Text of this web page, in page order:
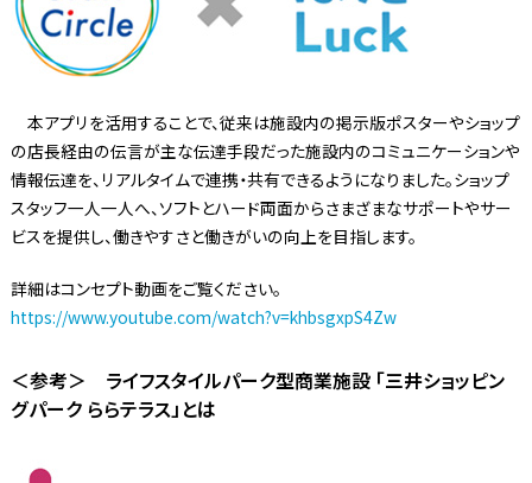
本アプリを活用することで、従来は施設内の掲示版ポスターやショップ
の店長経由の伝言が主な伝達手段だった施設内のコミュニケーションや
情報伝達を、リアルタイムで連携・共有できるようになりました。ショップ
スタッフ一人一人へ、ソフトとハード両面からさまざまなサポートやサー
ビスを提供し、働きやすさと働きがいの向上を目指します。
詳細はコンセプト動画をご覧ください。
https://www.youtube.com/watch?v=khbsgxpS4Zw
＜参考＞ ライフスタイルパーク型商業施設 「三井ショッピン
グパーク ららテラス」とは